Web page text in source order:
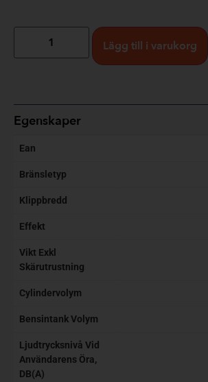
Lägg till i varukorg
Egenskaper
Ean
Bränsletyp
Klippbredd
Effekt
Vikt Exkl
Skärutrustning
Cylindervolym
Bensintank Volym
Ljudtrycksnivå Vid
Användarens Öra,
DB(A)